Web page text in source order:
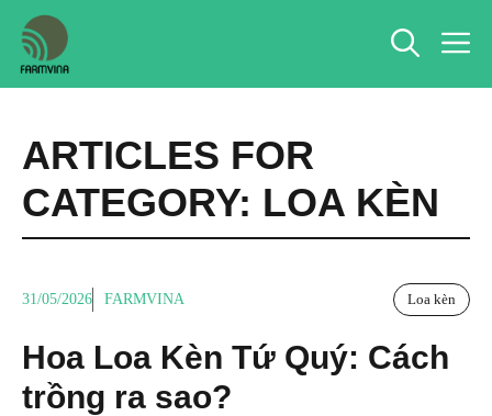
Chuyển
đến
nội
ARTICLES FOR
CATEGORY: LOA KÈN
31/05/2026 FARMVINA Loa kèn
Hoa Loa Kèn Tứ Quý: Cách
trồng ra sao?